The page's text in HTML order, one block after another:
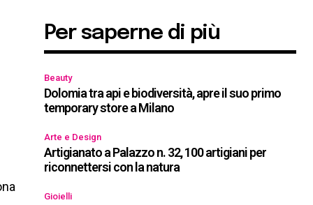
Per saperne di più
Beauty
Dolomia tra api e biodiversità, apre il suo primo
temporary store a Milano
Arte e Design
Artigianato a Palazzo n. 32, 100 artigiani per
riconnettersi con la natura
Gioielli